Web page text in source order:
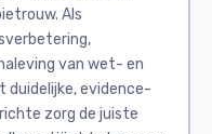
Als
van wet- en
duidelijke, evidence-
zorg de juiste